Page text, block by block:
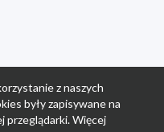
z naszych
były zapisywane na
przeglądarki. Więcej